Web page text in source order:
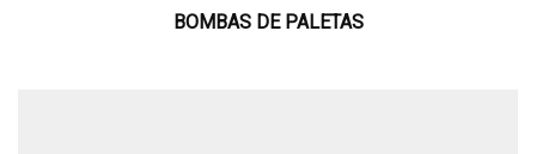
BOMBAS DE PALETAS